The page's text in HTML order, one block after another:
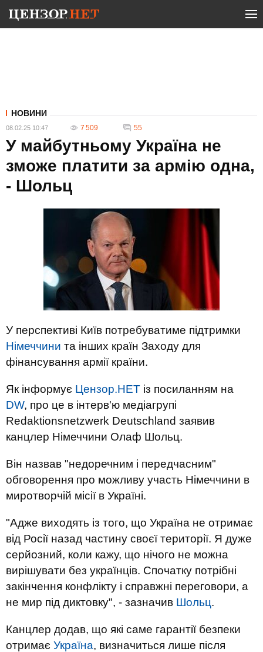
НОВИНИ
08.02.25 10:47 7 509 55
У майбутньому Україна не
зможе платити за армію одна,
- Шольц
У перспективі Київ потребуватиме підтримки
Німеччини та інших країн Заходу для
фінансування армії країни.
Як інформує Цензор.НЕТ із посиланням на
DW, про це в інтерв'ю медіагрупі
Redaktionsnetzwerk Deutschland заявив
канцлер Німеччини Олаф Шольц.
Він назвав "недоречним і передчасним"
обговорення про можливу участь Німеччини в
миротворчій місії в Україні.
"Адже виходять із того, що Україна не отримає
від Росії назад частину своєї території. Я дуже
серйозний, коли кажу, що нічого не можна
вирішувати без українців. Спочатку потрібні
закінчення конфлікту і справжні переговори, а
не мир під диктовку", - зазначив Шольц.
Канцлер додав, що які саме гарантії безпеки
отримає Україна, визначиться лише після